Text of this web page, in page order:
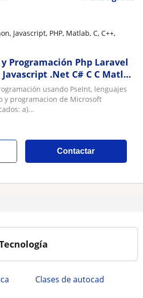
Javascript, PHP, Matlab, C, C++,
y Programación Php Laravel
.Net C# C C Matlab
usando PseInt, lenguajes
y programacion de Microsoft
a)...
Contactar
Clases de autocad